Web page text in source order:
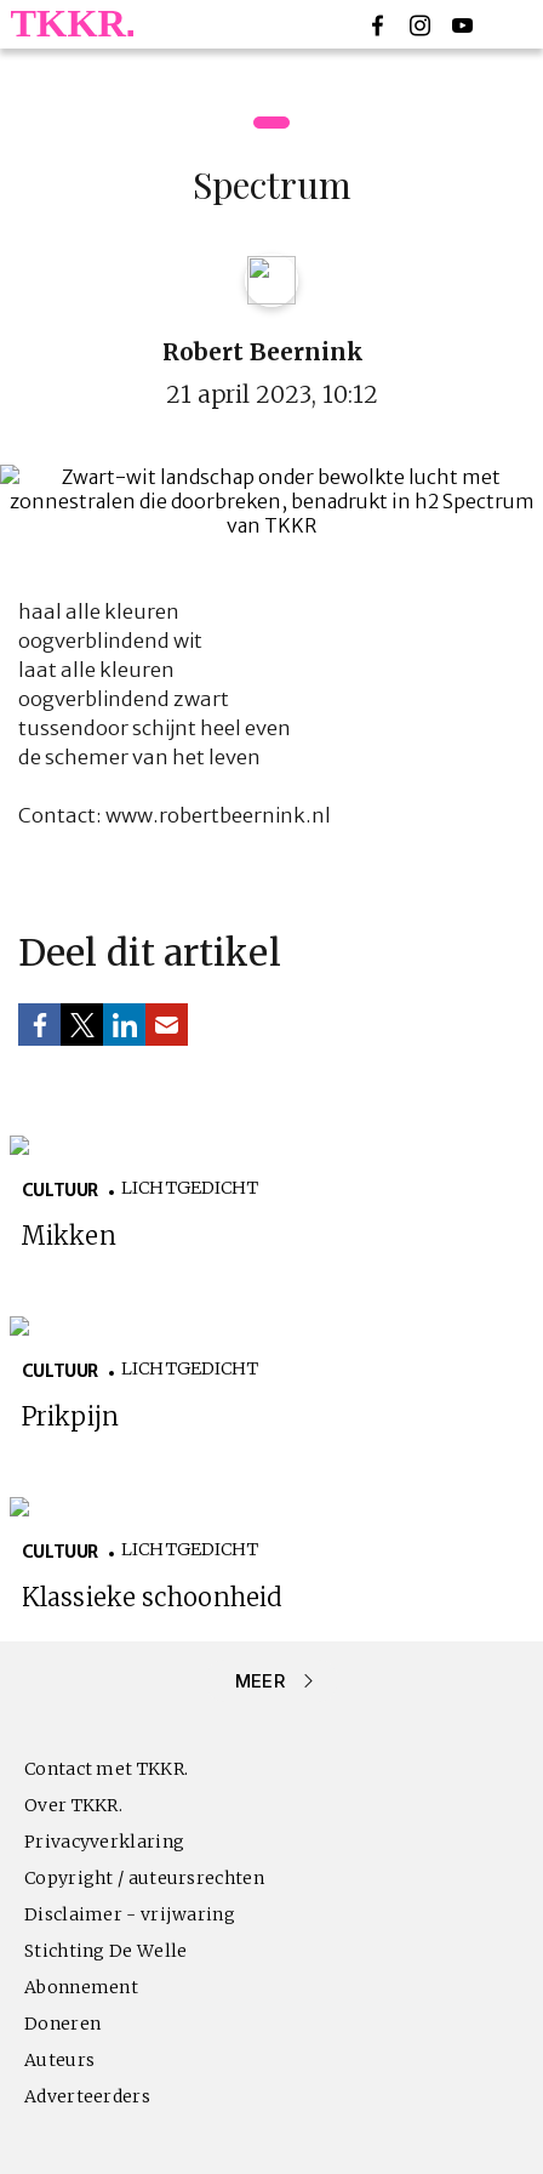
HOMECOLUMNS
Spectrum
Robert Beernink
21 april 2023, 10:12
haal alle kleuren
oogverblindend wit
laat alle kleuren
oogverblindend zwart
tussendoor schijnt heel even
de schemer van het leven
Contact: www.robertbeernink.nl
Deel dit artikel
CULTUUR LICHTGEDICHT
Mikken
CULTUUR LICHTGEDICHT
Prikpijn
CULTUUR LICHTGEDICHT
Klassieke schoonheid
MEER
Contact met TKKR.
Over TKKR.
Privacyverklaring
Copyright / auteursrechten
Disclaimer - vrijwaring
Stichting De Welle
Abonnement
Doneren
Auteurs
Adverteerders